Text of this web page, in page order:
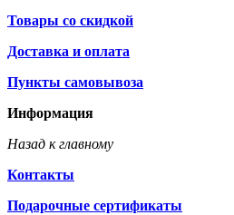
Товары со скидкой
Доставка и оплата
Пункты самовывоза
Информация
Назад к главному
Контакты
Подарочные сертификаты